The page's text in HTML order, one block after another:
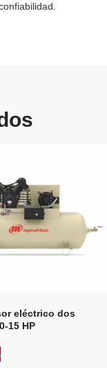
eléctrico dos
15 HP